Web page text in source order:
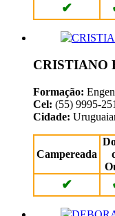
✔
CRISTIANO
Formação:
Cel: (55) 9995-
Cidade:
Campereada
✔